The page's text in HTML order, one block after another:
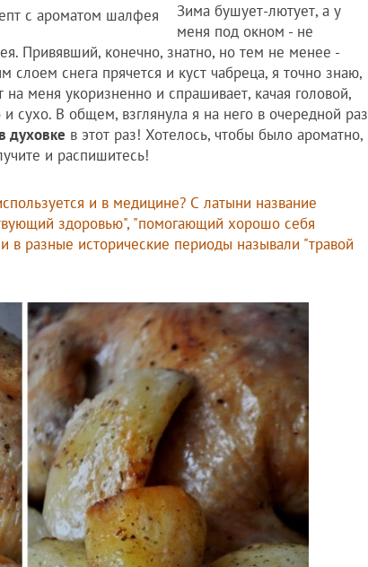
Зима бушует-лютует, а у
меня под окном - не
Привявший, конечно, знатно, но тем не менее -
снега прячется и куст чабреца, я точно знаю,
меня укоризненно и спрашивает, качая головой,
сухо. В общем, взглянула я на него в очередной раз
духовке в этот раз! Хотелось, чтобы было ароматно,
и распишитесь!
и в медицине? С латыни название
здоровью", "помогающий хорошо себя
в разные исторические периоды называли "травой